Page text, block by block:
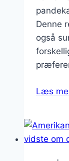
Denne
også
Læs